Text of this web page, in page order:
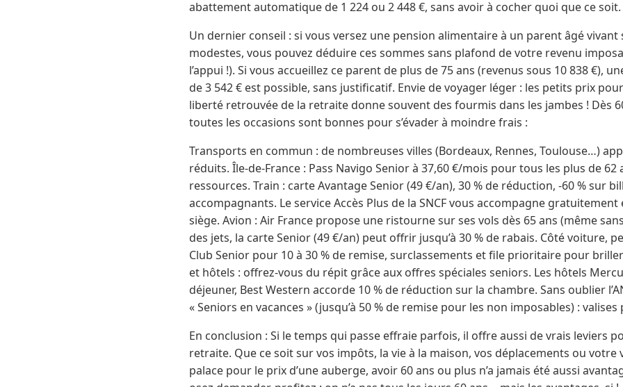
abattement automatique de 1 224 ou 2 448 €, sans avoir à cocher quoi que ce soit.
Un dernier conseil : si vous versez une pension alimentaire à un parent âgé vivant
modestes, vous pouvez déduire ces sommes sans plafond de votre revenu
l’appui !). Si vous accueillez ce parent de plus de 75 ans (revenus sous 10 838 €),
de 3 542 € est possible, sans justificatif. Envie de voyager léger : les petits prix
liberté retrouvée de la retraite donne souvent des fourmis dans les jambes ! Dès
toutes les occasions sont bonnes pour s’évader à moindre frais :
Transports en commun : de nombreuses villes (Bordeaux, Rennes, Toulouse…)
réduits. Île-de-France : Pass Navigo Senior à 37,60 €/mois pour tous les plus de
ressources. Train : carte Avantage Senior (49 €/an), 30 % de réduction, -60 % sur
accompagnants. Le service Accès Plus de la SNCF vous accompagne gratuitement
siège. Avion : Air France propose une ristourne sur ses vols dès 65 ans (même
des jets, la carte Senior (49 €/an) peut offrir jusqu’à 30 % de rabais. Côté voiture,
Club Senior pour 10 à 30 % de remise, surclassements et file prioritaire pour
et hôtels : offrez-vous du répit grâce aux offres spéciales seniors. Les hôtels
déjeuner, Best Western accorde 10 % de réduction sur la chambre. Sans oublier
« Seniors en vacances » (jusqu’à 50 % de remise pour les non imposables) : valises
En conclusion : Si le temps qui passe effraie parfois, il offre aussi de vrais leviers
retraite. Que ce soit sur vos impôts, la vie à la maison, vos déplacements ou votre
palace pour le prix d’une auberge, avoir 60 ans ou plus n’a jamais été aussi